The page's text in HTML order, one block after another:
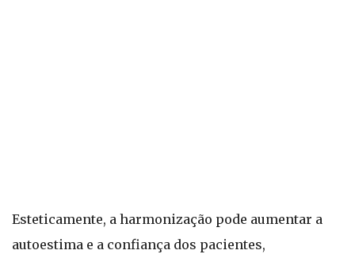
Esteticamente, a harmonização pode aumentar a
autoestima e a confiança dos pacientes,